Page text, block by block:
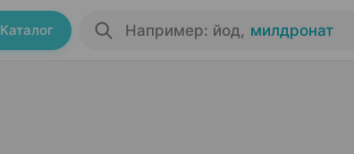
Каталог Например: йод, милдронат